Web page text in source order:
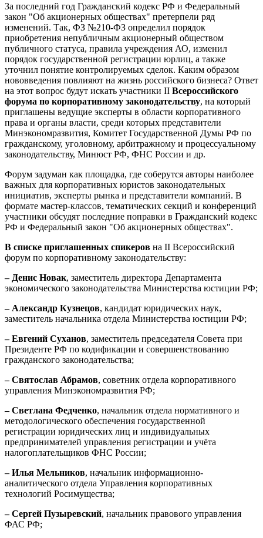
За последний год Гражданский кодекс РФ и Федеральный
закон "Об акционерных обществах" претерпели ряд
изменений. Так, ФЗ №210-ФЗ определил порядок
приобретения непубличным акционерный обществом
публичного статуса, правила учреждения АО, изменил
порядок государственной регистрации юрлиц, а также
уточнил понятие контролируемых сделок. Каким образом
нововведения повлияют на жизнь российского бизнеса? Ответ
на этот вопрос будут искать участники II Всероссийского
форума по корпоративному законодательству, на который
приглашены ведущие эксперты в области корпоративного
права и органы власти, среди которых представители
Минэкономразвития, Комитет Государственной Думы РФ по
гражданскому, уголовному, арбитражному и процессуальному
законодательству, Минюст РФ, ФНС России и др.
Форум задуман как площадка, где соберутся авторы наиболее
важных для корпоративных юристов законодательных
инициатив, эксперты рынка и представители компаний. В
формате мастер-классов, тематических секций и конференций
участники обсудят последние поправки в Гражданский кодекс
РФ и Федеральный закон "Об акционерных обществах".
В списке приглашенных спикеров на II Всероссийский
форум по корпоративному законодательству:
– Денис Новак, заместитель директора Департамента
экономического законодательства Министерства юстиции РФ;
– Александр Кузнецов, кандидат юридических наук,
заместитель начальника отдела Министерства юстиции РФ;
– Евгений Суханов, заместитель председателя Совета при
Президенте РФ по кодификации и совершенствованию
гражданского законодательства;
– Святослав Абрамов, советник отдела корпоративного
управления Минэкономразвития РФ;
– Светлана Федченко, начальник отдела нормативного и
методологического обеспечения государственной
регистрации юридических лиц и индивидуальных
предпринимателей управления регистрации и учёта
налогоплательщиков ФНС России;
– Илья Мельников, начальник информационно-
аналитического отдела Управления корпоративных
технологий Росимущества;
– Сергей Пузыревский, начальник правового управления
ФАС РФ;